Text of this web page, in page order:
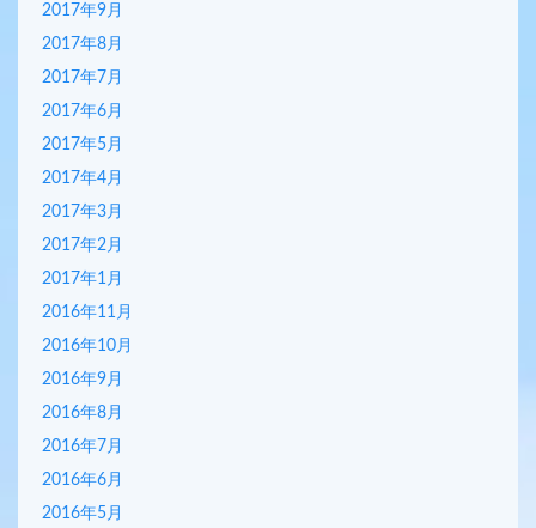
2017年9月
2017年8月
2017年7月
2017年6月
2017年5月
2017年4月
2017年3月
2017年2月
2017年1月
2016年11月
2016年10月
2016年9月
2016年8月
2016年7月
2016年6月
2016年5月